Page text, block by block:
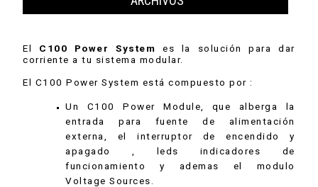
El C100 Power System es la solución para dar
corriente a tu sistema modular.
El C100 Power System está compuesto por :
Un C100 Power Module, que alberga la
entrada para fuente de alimentación
externa, el interruptor de encendido y
apagado , leds indicadores de
funcionamiento y ademas el modulo
Voltage Sources.